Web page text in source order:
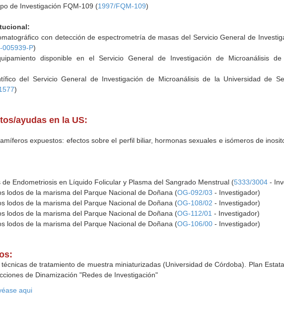
de Investigación FQM-109 (1997/FQM-109)
con detección de espectrometría de masas del Servicio General de
005939-P)
disponible en el Servicio General de Investigación de Microanálisis
del Servicio General de Investigación de Microanálisis de la Universidad de
)
ayudas en la US:
expuestos: efectos sobre el perfil biliar, hormonas sexuales e isómeros de
Endometriosis en Líquido Folicular y Plasma del Sangrado Menstrual (5333/3004 -
lodos de la marisma del Parque Nacional de Doñana (OG-092/03 - Investigador)
lodos de la marisma del Parque Nacional de Doñana (OG-108/02 - Investigador)
lodos de la marisma del Parque Nacional de Doñana (OG-112/01 - Investigador)
lodos de la marisma del Parque Nacional de Doñana (OG-106/00 - Investigador)
de tratamiento de muestra miniaturizadas (Universidad de Córdoba). Plan
de Dinamización "Redes de Investigación"
aqui